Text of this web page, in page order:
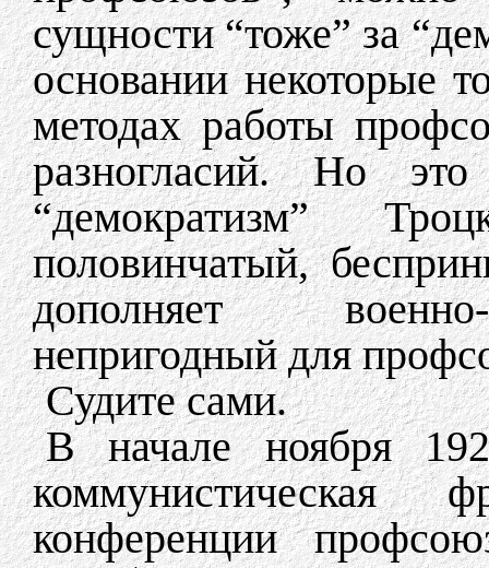
сущности “тоже” за
основании некоторые
методах работы
разногласий. Но
“демократизм”
половинчатый,
дополняет
непригодный для
Судите сами.
В начале ноября
коммунистическая
конференции